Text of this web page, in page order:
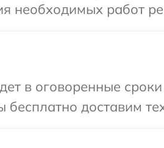
необходимых работ
в оговоренные
доставим